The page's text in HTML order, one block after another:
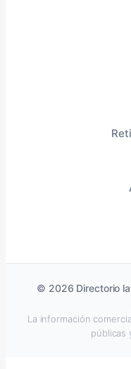
© 2026 Directorio
La información
públicas